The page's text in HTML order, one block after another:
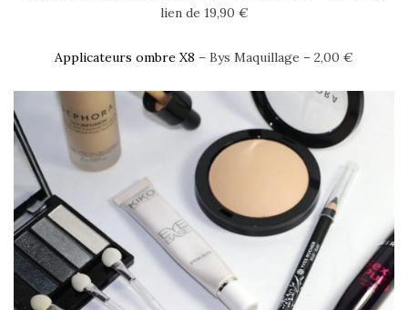
lien de 19,90 €
Applicateurs ombre X8 – Bys Maquillage – 2,00 €